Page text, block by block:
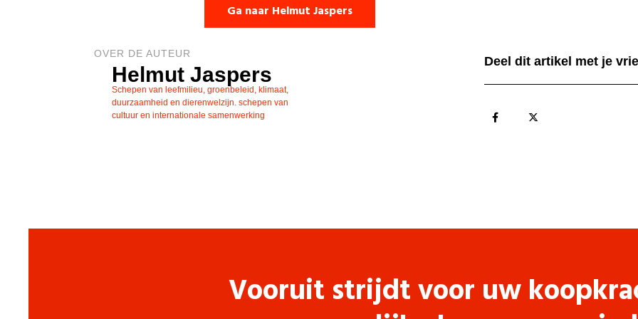
Ga naar Helmut Jaspers
OVER DE AUTEUR
Helmut Jaspers
Schepen van leefmilieu, groenbeleid, klimaat,
duurzaamheid en dierenwelzijn. schepen van
cultuur en internationale samenwerking
Deel dit artikel met je
Vooruit strijdt voor uw